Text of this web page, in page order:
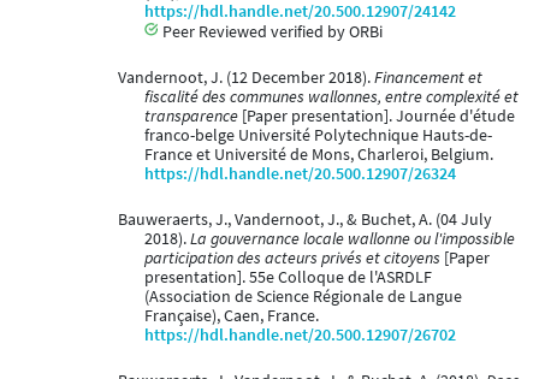
https://hdl.handle.net/20.500.12907/24142
Peer Reviewed verified by ORBi
Vandernoot, J. (12 December 2018).Financement et
fiscalité des communes wallonnes, entre complexité et
transparence [Paper presentation]. Journée d'étude
franco-belge Université Polytechnique Hauts-de-
France et Université de Mons, Charleroi, Belgium.
https://hdl.handle.net/20.500.12907/26324
Bauweraerts, J., Vandernoot, J., & Buchet, A. (04 July
2018).La gouvernance locale wallonne ou l'impossible
participation des acteurs privés et citoyens [Paper
presentation]. 55e Colloque de l'ASRDLF
(Association de Science Régionale de Langue
Française), Caen, France.
https://hdl.handle.net/20.500.12907/26702